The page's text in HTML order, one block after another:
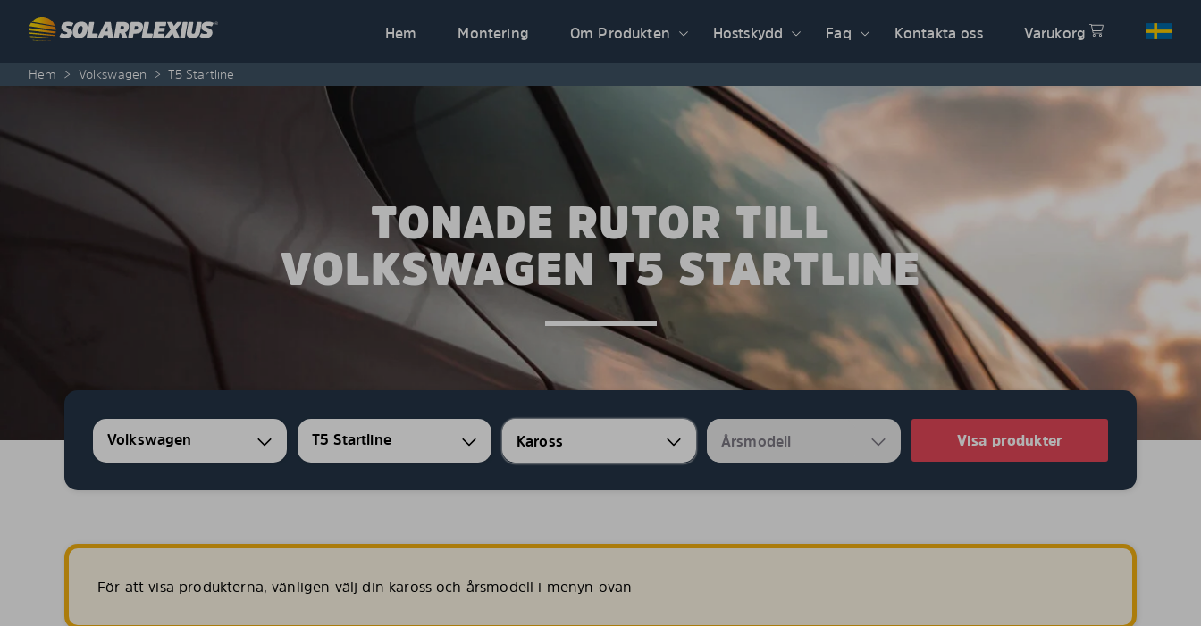
Hem
Montering Om Produkten Hostskydd Faq Kontakta oss Varukorg
Hem > Volkswagen > T5 Startline
TONADE RUTOR TILL
VOLKSWAGEN T5 STARTLINE
Volkswagen T5 Startline Visa produkter
För att visa produkterna, vänligen välj din kaross och årsmodell i menyn ovan